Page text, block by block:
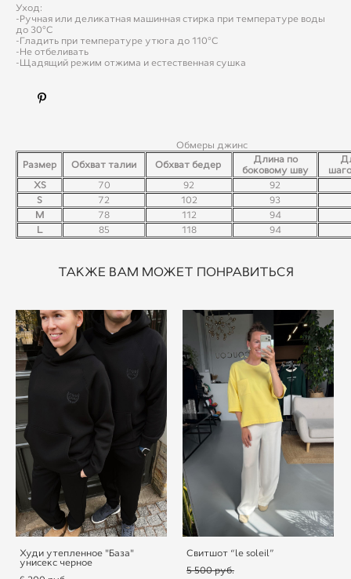
Уход:
-Ручная или деликатная машинная стирка при температуре воды
до 30°C
-Гладить при температуре утюга до 110°C
-Не отбеливать
-Щадящий режим отжима и естественная сушка
Обмеры джинс
Размер
Обхват талии Обхват бедер
Длина по
боковому шву
XS
70 92
92
S
72 102
93
M
78 112
94
L
85 118 94
ТАКЖЕ ВАМ МОЖЕТ ПОНРАВИТЬСЯ
Худи утепленное "База"
унисекс черное
Свитшот “le soleil”
5 500 pуб.